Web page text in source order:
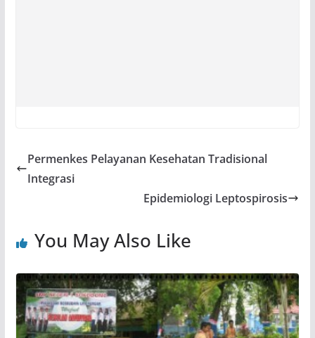
Permenkes Pelayanan Kesehatan Tradisional
Integrasi
Epidemiologi Leptospirosis
You May Also Like